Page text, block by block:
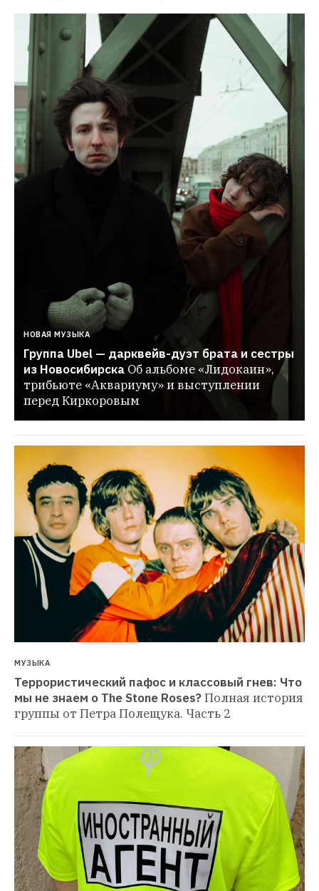
НОВАЯ МУЗЫКА
Группа Ubel — дарквейв-дуэт брата и сестры
из Новосибирска Об альбоме «Лидокаин»,
трибьюте «Аквариуму» и выступлении
перед Киркоровым
МУЗЫКА
Террористический пафос и классовый гнев: Что
мы не знаем о The Stone Roses?Полная история
группы от Петра Полещука. Часть 2